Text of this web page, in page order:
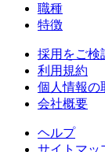
職種
特徴
採用をご検
利用規約
個人情報の
会社概要
ヘルプ
サイトマッ